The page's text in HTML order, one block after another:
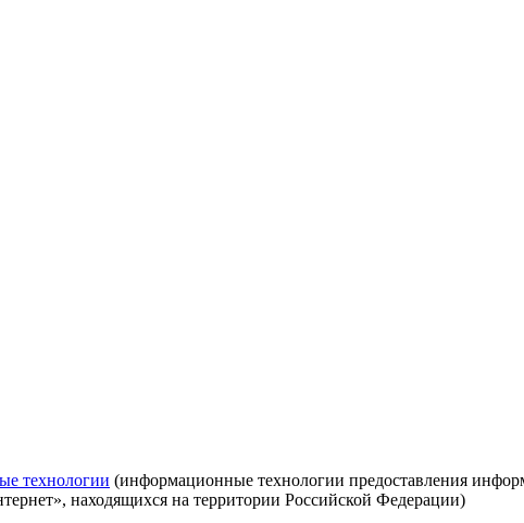
технологии (информационные технологии предоставления
находящихся на территории Российской Федерации)